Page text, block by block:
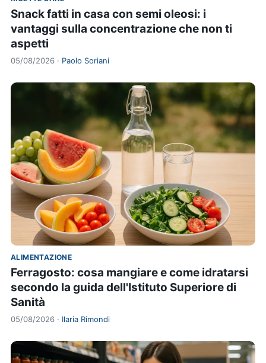
Snack fatti in casa con semi oleosi: i
vantaggi sulla concentrazione che non ti
aspetti
05/08/2026 · Paolo Soriani
ALIMENTAZIONE
Ferragosto: cosa mangiare e come idratarsi
secondo la guida dell'Istituto Superiore di
Sanità
05/08/2026 · Ilaria Rimondi